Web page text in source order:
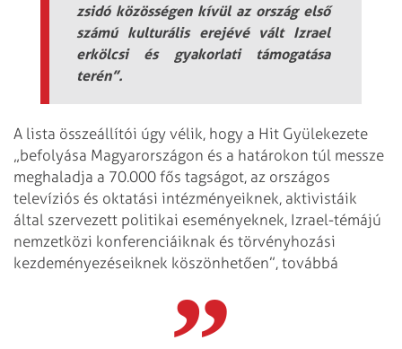
zsidó közösségen kívül az ország első
számú kulturális erejévé vált Izrael
erkölcsi és gyakorlati támogatása
terén”.
A lista összeállítói úgy vélik, hogy a Hit Gyülekezete
„befolyása Magyarországon és a határokon túl messze
meghaladja a 70.000 fős tagságot, az országos
televíziós és oktatási intézményeiknek, aktivistáik
által szervezett politikai eseményeknek, Izrael-témájú
nemzetközi konferenciáiknak és törvényhozási
kezdeményezéseiknek köszönhetően”, továbbá